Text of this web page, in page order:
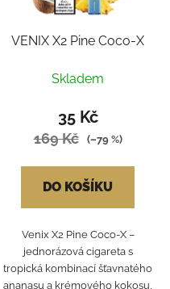
VENIX X2 Pine Coco-X
Skladem
35 Kč
169 Kč (–79 %)
DO KOŠÍKU
Venix X2 Pine Coco‑X –
jednorázová cigareta s
tropická kombinací šťavnatého
ananasu a krémového kokosu,